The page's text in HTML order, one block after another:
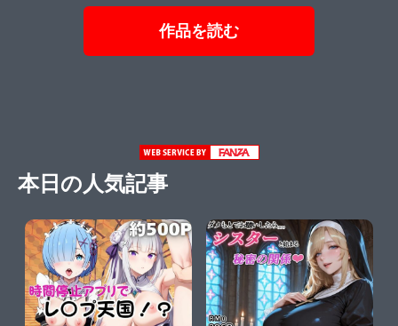
作品を読む
本日の人気記事